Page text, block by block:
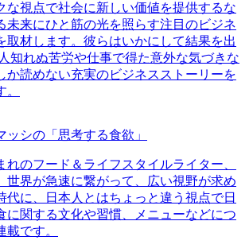
な視点で社会に新しい価値を提供するな
未来にひと筋の光を照らす注目のビジネ
取材します。彼らはいかにして結果を出
知れぬ苦労や仕事で得た意外な気づきな
か読めない充実のビジネスストーリーを
ッシの「思考する食欲」
れのフード＆ライフスタイルライター、
世界が急速に繋がって、広い視野が求め
代に、日本人とはちょっと違う視点で日
に関する文化や習慣、メニューなどにつ
載です。